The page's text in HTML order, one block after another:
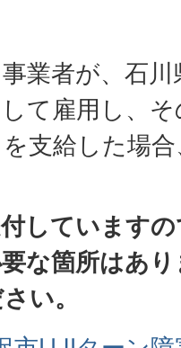
業者が、石
て雇用し、
支給した場
しています
な箇所はあ
い。